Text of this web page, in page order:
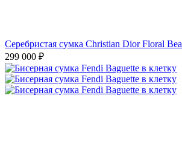
Серебристая сумка Christian Dior Floral
299 000 ₽